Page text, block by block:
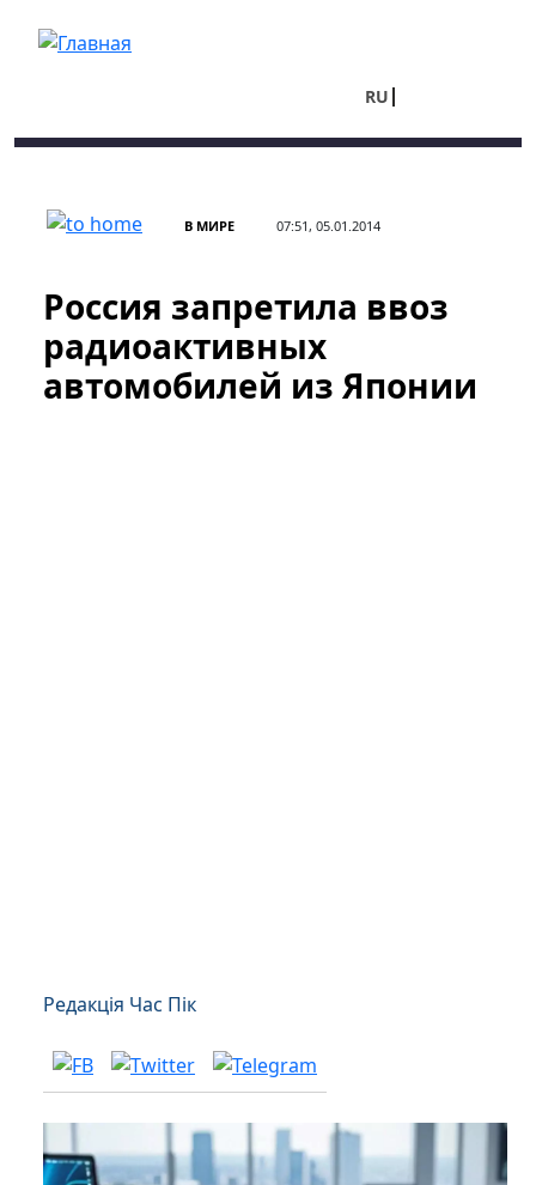
RU
В МИРЕ 07:51, 05.01.2014
Россия запретила ввоз
радиоактивных
автомобилей из Японии
Редакція Час Пік